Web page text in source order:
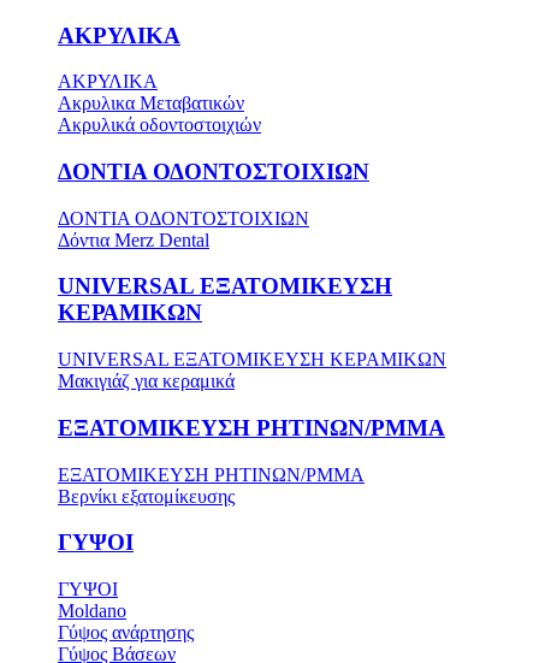
ΑΚΡΥΛΙΚΑ
ΑΚΡΥΛΙΚΑ
Ακρυλικα Μεταβατικών
Ακρυλικά οδοντοστοιχιών
ΔΟΝΤΙΑ ΟΔΟΝΤΟΣΤΟΙΧΙΩΝ
ΔΟΝΤΙΑ ΟΔΟΝΤΟΣΤΟΙΧΙΩΝ
Δόντια Merz Dental
UNIVERSAL ΕΞΑΤΟΜΙΚΕΥΣΗ
ΚΕΡΑΜΙΚΩΝ
UNIVERSAL ΕΞΑΤΟΜΙΚΕΥΣΗ ΚΕΡΑΜΙΚΩΝ
Μακιγιάζ για κεραμικά
ΕΞΑΤΟΜΙΚΕΥΣΗ ΡΗΤΙΝΩΝ/PMMA
ΕΞΑΤΟΜΙΚΕΥΣΗ ΡΗΤΙΝΩΝ/PMMA
Βερνίκι εξατομίκευσης
ΓΥΨΟΙ
ΓΥΨΟΙ
Moldano
Γύψος ανάρτησης
Γύψος Βάσεων